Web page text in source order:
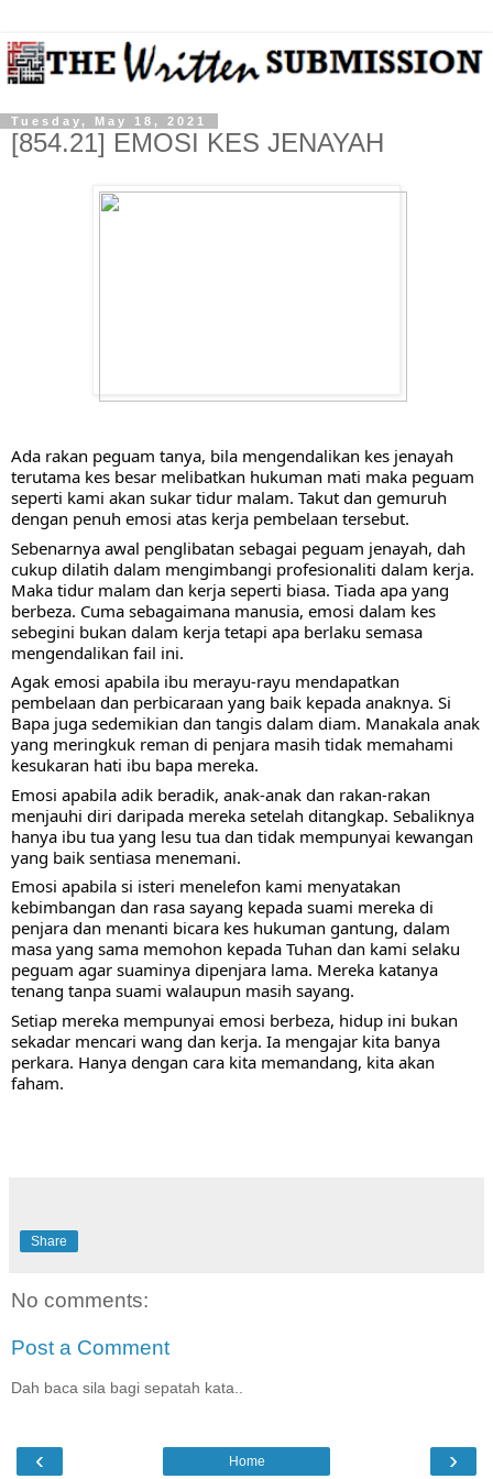
Tuesday, May 18, 2021
[854.21] EMOSI KES JENAYAH
Ada rakan peguam tanya, bila mengendalikan kes jenayah
terutama kes besar melibatkan hukuman mati maka peguam
seperti kami akan sukar tidur malam. Takut dan gemuruh
dengan penuh emosi atas kerja pembelaan tersebut.
Sebenarnya awal penglibatan sebagai peguam jenayah, dah
cukup dilatih dalam mengimbangi profesionaliti dalam kerja.
Maka tidur malam dan kerja seperti biasa. Tiada apa yang
berbeza. Cuma sebagaimana manusia, emosi dalam kes
sebegini bukan dalam kerja tetapi apa berlaku semasa
mengendalikan fail ini.
Agak emosi apabila ibu merayu-rayu mendapatkan
pembelaan dan perbicaraan yang baik kepada anaknya. Si
Bapa juga sedemikian dan tangis dalam diam. Manakala anak
yang meringkuk reman di penjara masih tidak memahami
kesukaran hati ibu bapa mereka.
Emosi apabila adik beradik, anak-anak dan rakan-rakan
menjauhi diri daripada mereka setelah ditangkap. Sebaliknya
hanya ibu tua yang lesu tua dan tidak mempunyai kewangan
yang baik sentiasa menemani.
Emosi apabila si isteri menelefon kami menyatakan
kebimbangan dan rasa sayang kepada suami mereka di
penjara dan menanti bicara kes hukuman gantung, dalam
masa yang sama memohon kepada Tuhan dan kami selaku
peguam agar suaminya dipenjara lama. Mereka katanya
tenang tanpa suami walaupun masih sayang.
Setiap mereka mempunyai emosi berbeza, hidup ini bukan
sekadar mencari wang dan kerja. Ia mengajar kita banya
perkara. Hanya dengan cara kita memandang, kita akan
faham.
Share
No comments:
Post a Comment
Dah baca sila bagi sepatah kata..
‹ ›
Home